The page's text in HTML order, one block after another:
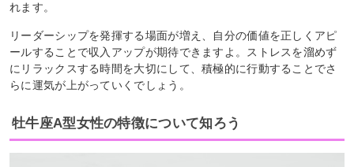
れます。
リーダーシップを発揮する場面が増え、自分の価値を正しくアピ
ールすることで収入アップが期待できますよ。ストレスを溜めず
にリラックスする時間を大切にして、積極的に行動することでさ
らに運気が上がっていくでしょう。
牡牛座A型女性の特徴について知ろう